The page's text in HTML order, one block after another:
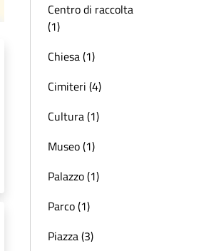
Centro di raccolta
(1)
Chiesa (1)
Cimiteri (4)
Cultura (1)
Museo (1)
Palazzo (1)
Parco (1)
Piazza (3)